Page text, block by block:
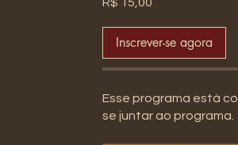
Inscrever-se agora
Esse programa está
se juntar ao programa.